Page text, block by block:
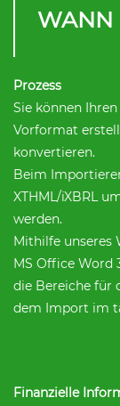
WANN
Prozess
Sie können
Vorformat
konvertieren.
Beim
XTHML/iXBRL
werden.
Mithilfe unseres
MS Office Word
die Bereiche für
dem Import im
Finanzielle